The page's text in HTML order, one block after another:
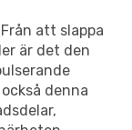
att slappa
är det den
denna